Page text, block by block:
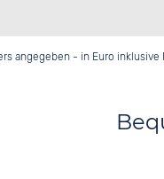
angegeben - in Euro inklusive